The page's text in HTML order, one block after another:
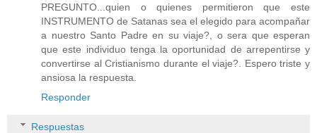
PREGUNTO...quien o quienes permitieron que este
INSTRUMENTO de Satanas sea el elegido para acompañar
a nuestro Santo Padre en su viaje?, o sera que esperan
que este individuo tenga la oportunidad de arrepentirse y
convertirse al Cristianismo durante el viaje?. Espero triste y
ansiosa la respuesta.
Responder
Respuestas